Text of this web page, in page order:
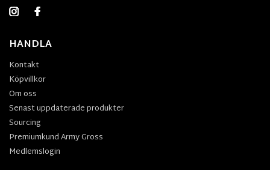
HANDLA
Kontakt
Köpvillkor
Om oss
Senast uppdaterade produkter
Sourcing
Premiumkund Army Gross
Medlemslogin